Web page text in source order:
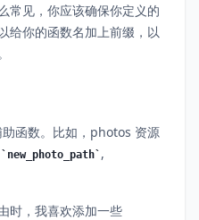
常见，你应该确保你定义的
给你的函数名加上前缀，以
函数。比如，photos 资源
new_photo_path ,
时，我喜欢添加一些